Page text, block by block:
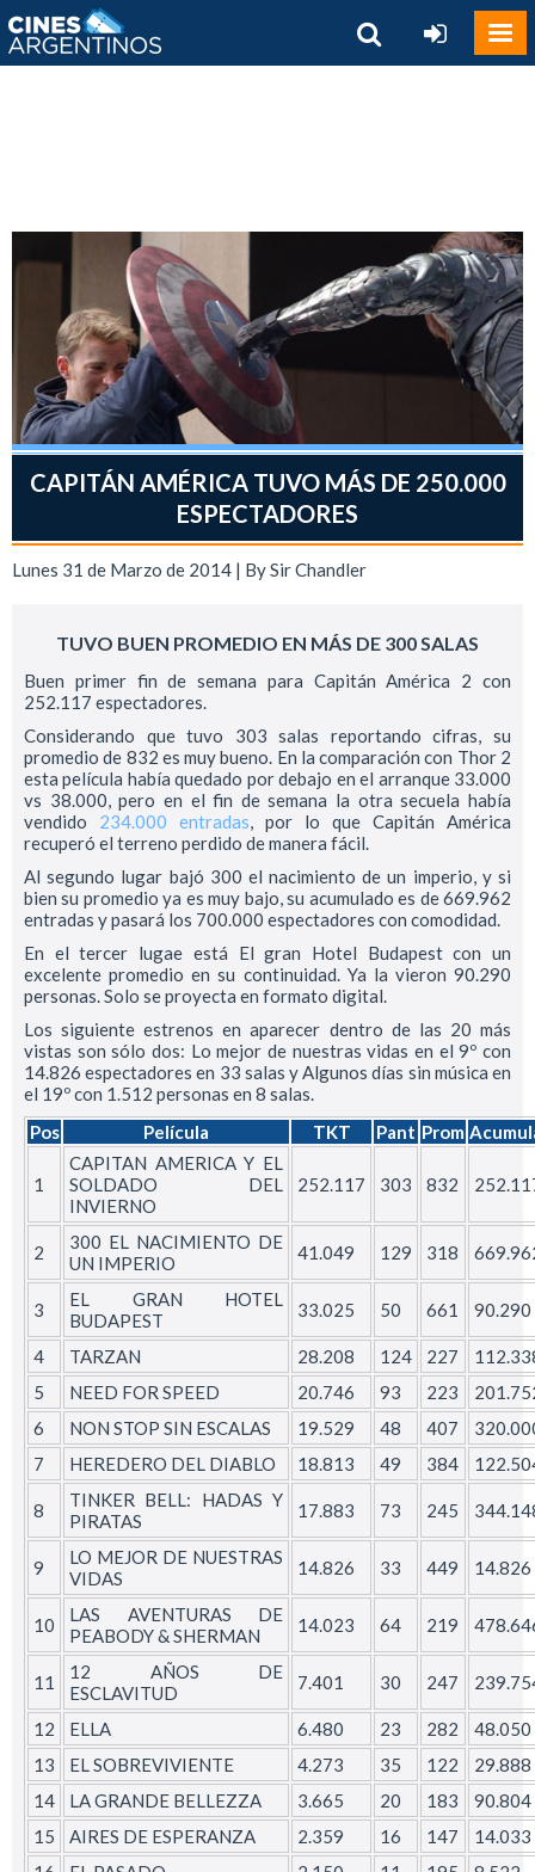
CAPITÁN AMÉRICA TUVO MÁS DE 250.000
ESPECTADORES
Lunes 31 de Marzo de 2014 | BySir Chandler
TUVO BUEN PROMEDIO EN MÁS DE 300 SALAS
Buen primer fin de semana para Capitán América 2 con
252.117 espectadores.
Considerando que tuvo 303 salas reportando cifras, su
promedio de 832 es muy bueno. En la comparación con Thor 2
esta película había quedado por debajo en el arranque 33.000
vs 38.000, pero en el fin de semana la otra secuela había
vendido 234.000 entradas, por lo que Capitán América
recuperó el terreno perdido de manera fácil.
Al segundo lugar bajó 300 el nacimiento de un imperio, y si
bien su promedio ya es muy bajo, su acumulado es de 669.962
entradas y pasará los 700.000 espectadores con comodidad.
En el tercer lugae está El gran Hotel Budapest con un
excelente promedio en su continuidad. Ya la vieron 90.290
personas. Solo se proyecta en formato digital.
Los siguiente estrenos en aparecer dentro de las 20 más
vistas son sólo dos: Lo mejor de nuestras vidas en el 9º con
14.826 espectadores en 33 salas y Algunos días sin música en
el 19º con 1.512 personas en 8 salas.
Pos
Película TKT Pant Prom
1
CAPITAN AMERICA Y EL
SOLDADO DEL
INVIERNO
252.117 303 832
2
300 EL NACIMIENTO DE
UN IMPERIO
41.049 129 318
3
EL GRAN HOTEL
BUDAPEST
33.025 50 661 90.290
4 TARZAN 28.208 124 227
5
NEED FOR SPEED 20.746 93 223
6
NON STOP SIN ESCALAS 19.529 48 407
7
HEREDERO DEL DIABLO 18.813 49 384
8
TINKER BELL: HADAS Y
PIRATAS
17.883 73 245
9
LO MEJOR DE NUESTRAS
VIDAS
14.826 33 449 14.826
10
LAS AVENTURAS DE
PEABODY & SHERMAN
14.023 64 219
11
12 AÑOS DE
ESCLAVITUD
7.401 30 247
12 ELLA 6.480 23 282
48.050
13
EL SOBREVIVIENTE 4.273 35 122
29.888
14
LA GRANDE BELLEZZA 3.665 20 183
90.804
15
AIRES DE ESPERANZA 2.359 16 147
14.033